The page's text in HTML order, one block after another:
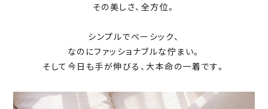
その美しさ、全方位。
シンプルでベーシック、
なのにファッショナブルな佇まい。
そして今日も手が伸びる、大本命の一着です。